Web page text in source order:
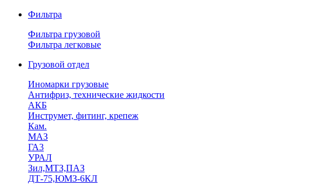
Фильтра
Фильтра грузовой
Фильтра легковые
Грузовой отдел
Иномарки грузовые
Антифриз, технические жидкости
АКБ
Инструмет, фитинг, крепеж
Кам.
МАЗ
ГА3
УРАЛ
Зил,МТЗ,ПАЗ
ДТ-75,ЮМЗ-6КЛ